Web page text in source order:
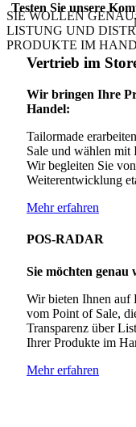
SIE WOLLEN
LISTUNG UND
PRODUKTE IM
Testen Sie unsere
Vertrieb im
Wir bringen Ihre
Handel:
Tailormade
Sale und wählen mit
Wir begleiten Sie
Weiterentwicklung
Mehr erfahren
POS-RADAR
Sie möchten genau
Wir bieten Ihnen auf
vom Point of Sale,
Transparenz über
Ihrer Produkte im
Mehr erfahren